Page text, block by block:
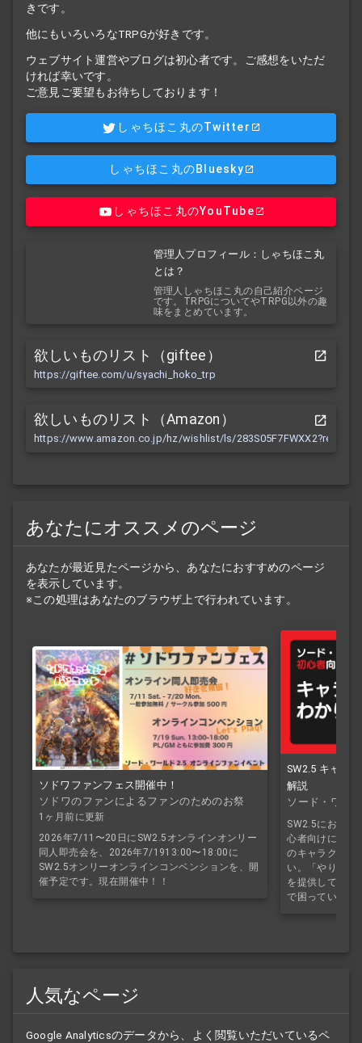
きです。
他にもいろいろなTRPGが好きです。
ウェブサイト運営やブログは初心者です。ご感想をいただ
ければ幸いです。
ご意見ご要望もお待ちしております！
しゃちほこ丸のTwitter
しゃちほこ丸のBluesky
しゃちほこ丸のYouTube
管理人プロフィール：しゃちほこ丸
とは？
管理人しゃちほこ丸の自己紹介ページ
です。TRPGについてやTRPG以外の趣
味をまとめています。
欲しいものリスト（giftee）
https://giftee.com/u/syachi_hoko_trp
欲しいものリスト（Amazon）
https://www.amazon.co.jp/hz/wishlist/ls/
あなたにオススメのページ
あなたが最近見たページから、あなたにおすすめのページ
を表示しています。
※この処理はあなたのブラウザ上で行われています。
ソドワファンフェス開催中！
ソドワのファンによるファンのためのお祭
り！
1ヶ月前に更新
2026年7/11〜20日にSW2.5オンラインオンリー
同人即売会を、2026年7/1913:00〜18:00に
SW2.5オンリーオンラインコンベンションを、開
催予定です。現在開催中！！
SW2.5 キャラ
解説
ソード・ワー
SW2.5における
心者向けにわか
のキャラクター
い。「やりたい
を提供していき
で困っている方
人気なページ
Google Analyticsのデータから、よく閲覧いただいているペ